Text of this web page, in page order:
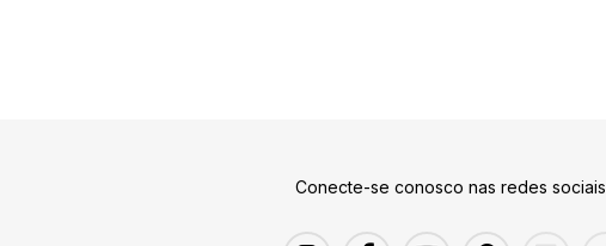
Conecte-se conosco nas redes sociais